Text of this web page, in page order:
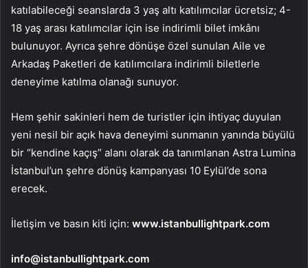
katılabileceği seanslarda 3 yaş altı katılımcılar ücretsiz; 4-
18 yaş arası katılımcılar için ise indirimli bilet imkânı
bulunuyor. Ayrıca şehre dönüşe özel sunulan Aile ve
Arkadaş Paketleri de katılımcılara indirimli biletlerle
deneyime katılma olanağı sunuyor.
Hem şehir sakinleri hem de turistler için ihtiyaç duyulan
yeni nesil bir açık hava deneyimi sunmanın yanında büyülü
bir “kendine kaçış” alanı olarak da tanımlanan Astra Lumina
İstanbul’un şehre dönüş kampanyası 10 Eylül’de sona
erecek.
İletişim ve basın kiti için: www.istanbullightpark.com
info@istanbullightpark.com